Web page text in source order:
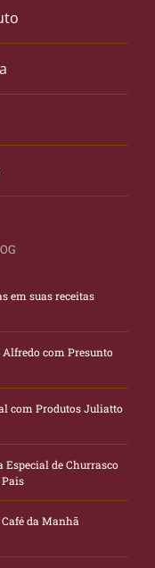
em suas receitas
Alfredo com Presunto
com Produtos Juliatto
Especial de Churrasco
da Manhã